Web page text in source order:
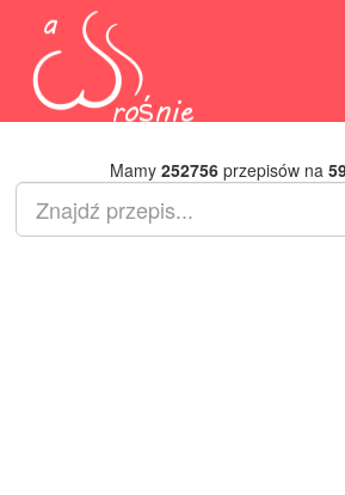
Mamy 252756przepisów na